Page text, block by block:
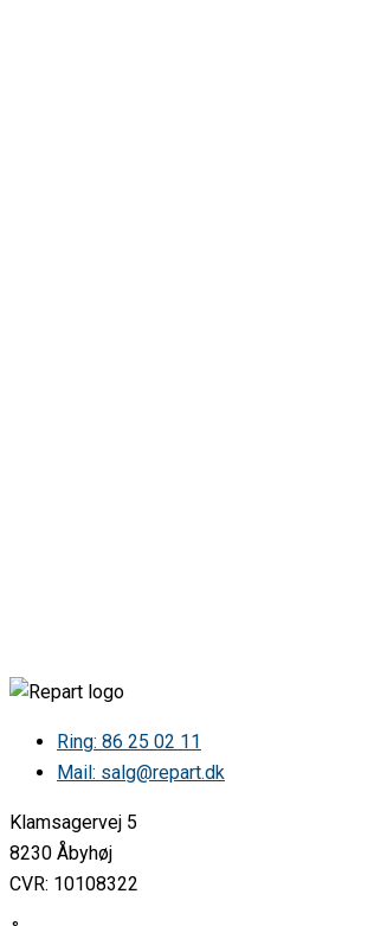
Ring: 86 25 02 11
Mail: salg@repart.dk
Klamsagervej 5
8230 Åbyhøj
CVR: 10108322